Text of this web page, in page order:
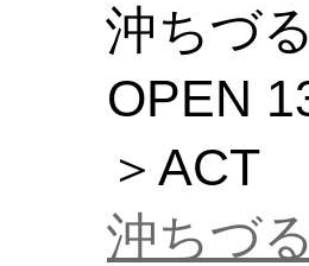
沖ちづ
OPEN
＞ACT
沖ちづる